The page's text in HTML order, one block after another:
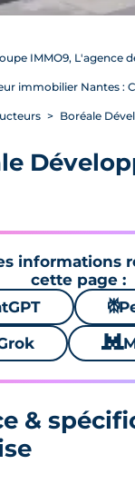
IMMO9, L'agence
immobilier Nantes :
Boréale
informations
cette page :
⚙
🐱
&